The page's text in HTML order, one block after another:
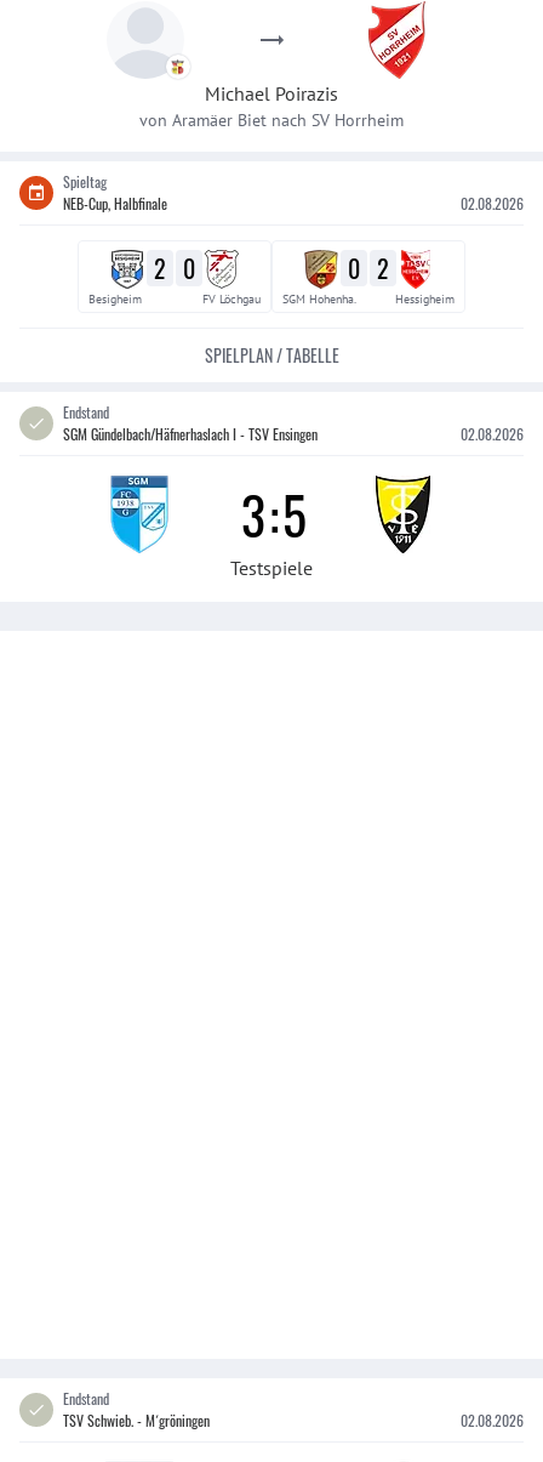
Michael Poirazis
von Aramäer Biet nach SV Horrheim
Spieltag
NEB-Cup, Halbfinale
02.08.2026
2 0
Besigheim FV Löchgau
0 2
SGM Hohenha. Hessigheim
SPIELPLAN / TABELLE
Endstand
SGM Gündelbach/Häfnerhaslach I - TSV Ensingen
02.08.2026
3:5
Testspiele
Endstand
TSV Schwieb. - M´gröningen
02.08.2026